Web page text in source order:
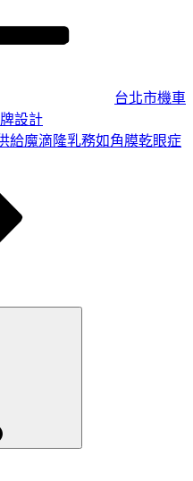
台北市機車
設計
給魔滴隆乳務如角膜乾眼症